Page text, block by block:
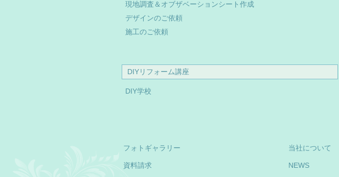
現地調査＆オブザベーションシート作成
デザインのご依頼
施工のご依頼
DIYリフォーム講座
DIY学校
フォトギャラリー
資料請求
当社について
NEWS